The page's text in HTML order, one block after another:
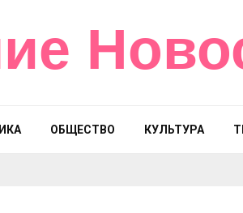
ОБЩЕСТВО КУЛЬТУРА